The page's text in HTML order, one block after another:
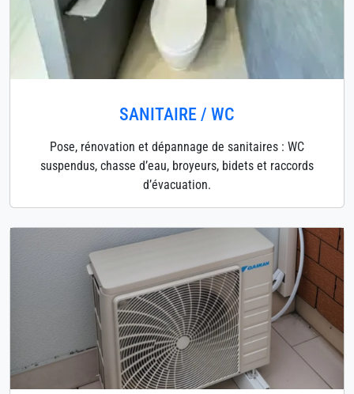
SANITAIRE / WC
Pose, rénovation et dépannage de sanitaires : WC
suspendus, chasse d’eau, broyeurs, bidets et raccords
d’évacuation.